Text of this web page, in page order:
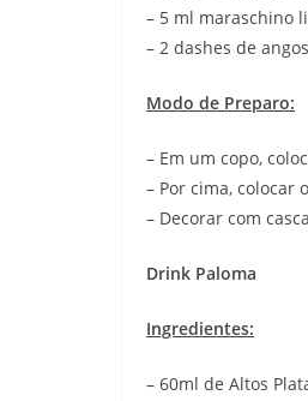
– 5 ml maraschino
– 2 dashes de
Modo de Preparo:
– Em um copo,
– Por cima, colocar
– Decorar com
Drink Paloma
Ingredientes:
– 60ml de Altos